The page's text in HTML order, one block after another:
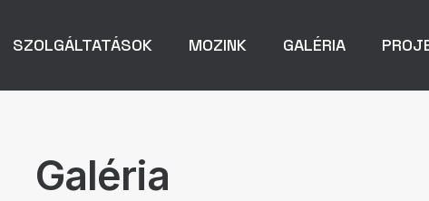
SZOLGÁLTATÁSOK MOZINK GALÉRIA
Galéria